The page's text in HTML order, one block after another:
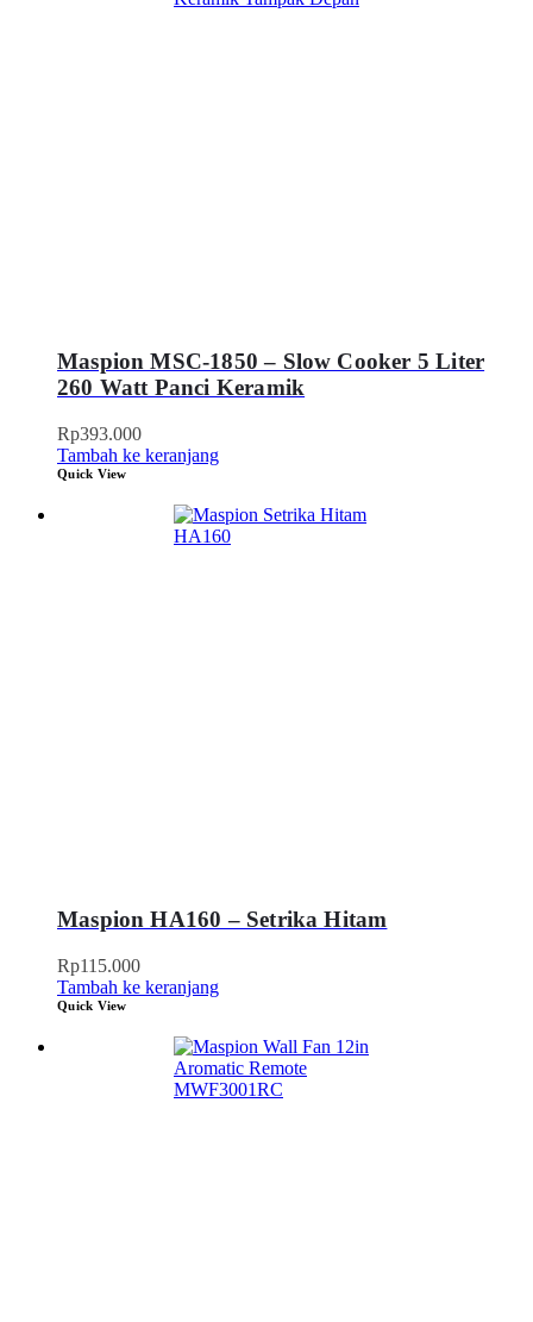
Maspion MSC-1850 – Slow Cooker 5 Liter
260 Watt Panci Keramik
Rp393.000
Tambah ke keranjang
Quick View
Maspion HA160 – Setrika Hitam
Rp115.000
Tambah ke keranjang
Quick View